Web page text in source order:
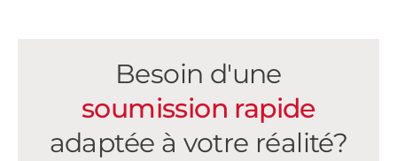
Besoin d'une
soumission rapide
adaptée à votre réalité?